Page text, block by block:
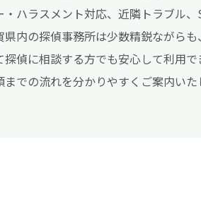
・ハラスメント対応、近隣トラブル
県内の探偵事務所は少数精鋭ながら
探偵に相談する方でも安心して利用
までの流れを分かりやすくご案内いた